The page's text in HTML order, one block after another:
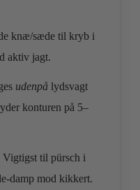
knæ/sæde til kryb i
aktiv jagt.
udenpå lydsvagt
konturen på 5–
Vigtigst til pürsch i
mod kikkert.